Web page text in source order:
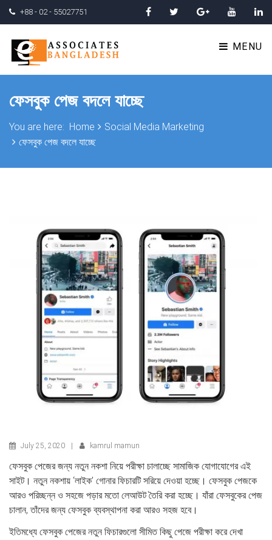
+88 - 02 - 55027751
MENU
ফেসবুক পেজ বদলে যাচ্ছে
You are here: Home
Social Media Marketing
ফেসবুক পেজ বদলে যাচ্ছে
July 25, 2020 kamrul mamun
ফেসবুক পেজের জন্য নতুন নকশা নিয়ে পরীক্ষা চালাচ্ছে সামাজিক যোগাযোগের এই
সাইট। নতুন নকশায় ‘লাইক’ গোনার ফিচারটি সরিয়ে দেওয়া হচ্ছে। ফেসবুক পেজকে
আরও পরিচ্ছন্ন ও সহজে পড়ার মতো লেআউট তৈরি করা হচ্ছে। যাঁরা ফেসবুকের পেজ
চালান, তাঁদের জন্য ফেসবুক ব্যবস্থাপনা করা আরও সহজ হবে।
ইতিমধ্যে ফেসবুক পেজের নতুন ফিচারগুলো সীমিত কিছু পেজে পরীক্ষা করে দেখা